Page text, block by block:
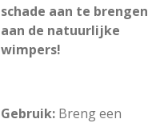
schade aan te brengen
aan de natuurlijke
wimpers!
Gebruik: Breng een